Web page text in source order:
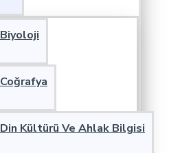
Biyoloji
Coğrafya
Din Kültürü Ve Ahlak Bilgisi